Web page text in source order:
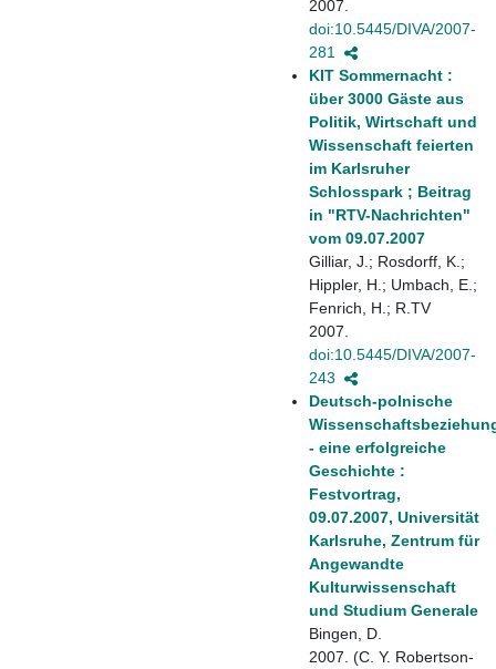
2007.
doi:10.5445/DIVA/2007-
281
KIT Sommernacht :
über 3000 Gäste aus
Politik, Wirtschaft und
Wissenschaft feierten
im Karlsruher
Schlosspark ; Beitrag
in "RTV-Nachrichten"
vom 09.07.2007
Gilliar, J.; Rosdorff, K.;
Hippler, H.; Umbach, E.;
Fenrich, H.; R.TV
2007.
doi:10.5445/DIVA/2007-
243
Deutsch-polnische
- eine erfolgreiche
Geschichte :
Festvortrag,
09.07.2007, Universität
Karlsruhe, Zentrum für
Angewandte
Kulturwissenschaft
und Studium Generale
Bingen, D.
2007. (C. Y. Robertson-